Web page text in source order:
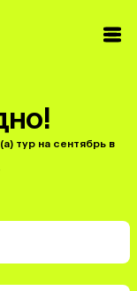
тур на сентябрь в